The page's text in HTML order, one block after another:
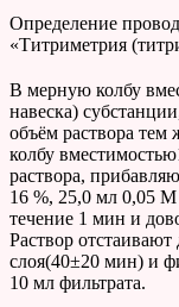
Определение
«Титриметрия
В мерную колбу
навеска)
объём раствора
колбу
раствора,
16 %, 25,0 мл 0,05 М
течение 1 мин и
Раствор
слоя(40±20 мин) и
10 мл фильтрата.